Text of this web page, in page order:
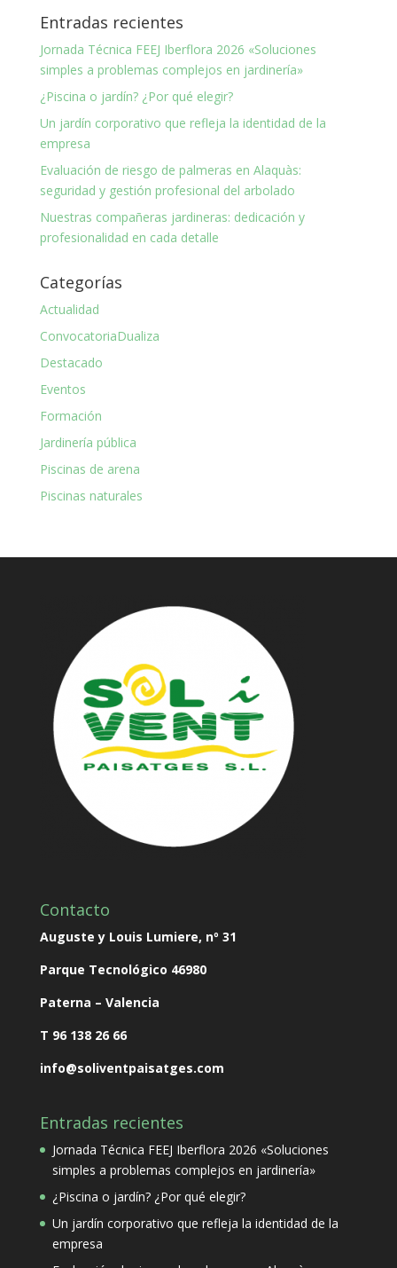
Entradas recientes
Jornada Técnica FEEJ Iberflora 2026 «Soluciones
simples a problemas complejos en jardinería»
¿Piscina o jardín? ¿Por qué elegir?
Un jardín corporativo que refleja la identidad de la
empresa
Evaluación de riesgo de palmeras en Alaquàs:
seguridad y gestión profesional del arbolado
Nuestras compañeras jardineras: dedicación y
profesionalidad en cada detalle
Categorías
Actualidad
ConvocatoriaDualiza
Destacado
Eventos
Formación
Jardinería pública
Piscinas de arena
Piscinas naturales
Contacto
Auguste y Louis Lumiere, nº 31
Parque Tecnológico 46980
Paterna – Valencia
T 96 138 26 66
info@soliventpaisatges.com
Entradas recientes
Jornada Técnica FEEJ Iberflora 2026 «Soluciones
simples a problemas complejos en jardinería»
¿Piscina o jardín? ¿Por qué elegir?
Un jardín corporativo que refleja la identidad de la
empresa